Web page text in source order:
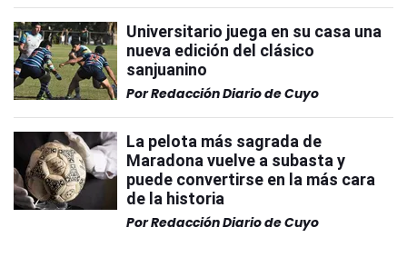
Universitario juega en su casa una
nueva edición del clásico
sanjuanino
PorRedacción Diario de Cuyo
La pelota más sagrada de
Maradona vuelve a subasta y
puede convertirse en la más cara
de la historia
PorRedacción Diario de Cuyo